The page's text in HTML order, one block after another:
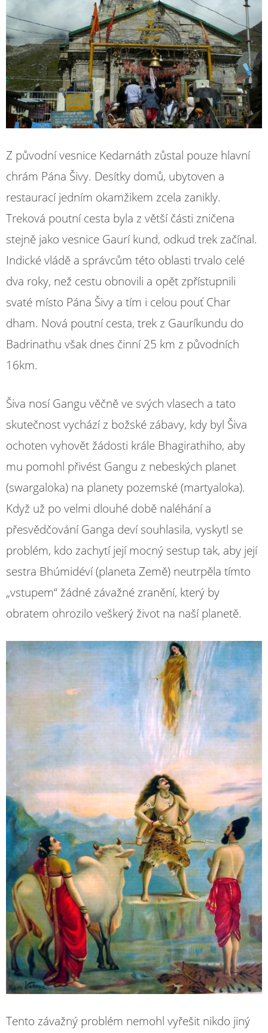
Z původní vesnice Kedarnáth zůstal pouze hlavní
chrám Pána Šivy. Desítky domů, ubytoven a
restaurací jedním okamžikem zcela zanikly.
Treková poutní cesta byla z větší části zničena
stejně jako vesnice Gaurí kund, odkud trek začínal.
Indické vládě a správcům této oblasti trvalo celé
dva roky, než cestu obnovili a opět zpřístupnili
svaté místo Pána Šivy a tím i celou pouť Char
dham. Nová poutní cesta, trek z Gauríkundu do
Badrinathu však dnes činní 25 km z původních
16km.
Šiva nosí Gangu věčně ve svých vlasech a tato
skutečnost vychází z božské zábavy, kdy byl Šiva
ochoten vyhovět žádosti krále Bhagirathiho, aby
mu pomohl přivést Gangu z nebeských planet
(swargaloka) na planety pozemské (martyaloka).
Když už po velmi dlouhé době naléhání a
přesvědčování Ganga deví souhlasila, vyskytl se
problém, kdo zachytí její mocný sestup tak, aby její
sestra Bhúmidéví (planeta Země) neutrpěla tímto
„vstupem“ žádné závažné zranění, který by
obratem ohrozilo veškerý život na naší planetě.
Tento závažný problém nemohl vyřešit nikdo jiný